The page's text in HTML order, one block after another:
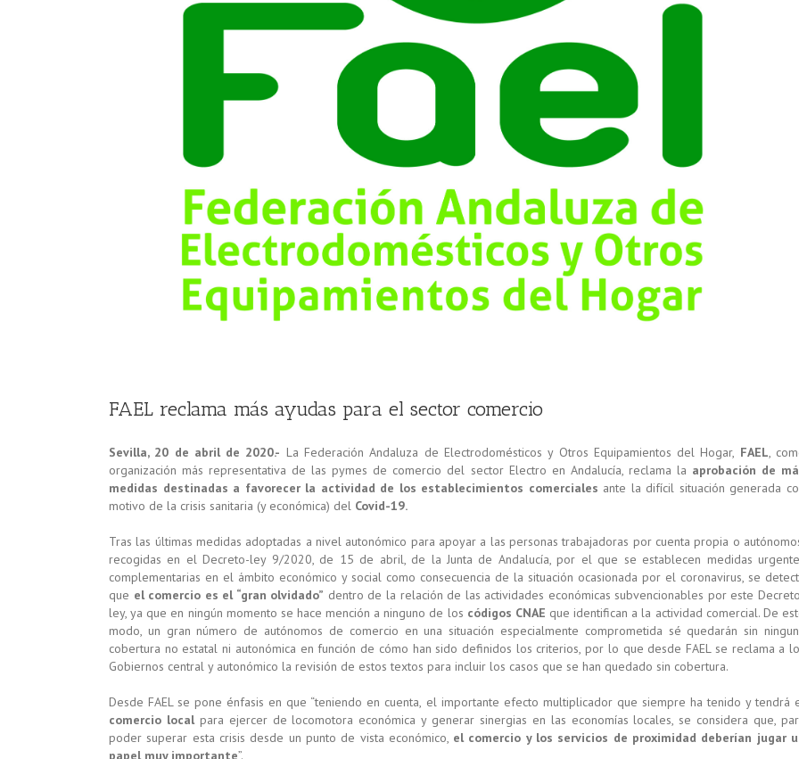
FAEL reclama más ayudas para el sector comercio
Sevilla, 20 de abril de 2020.- La Federación Andaluza de Electrodomésticos y Otros Equipamientos del Hogar, FAEL ,
organización más representativa de las pymes de comercio del sector Electro en Andalucía, reclama la aprobación de
medidas destinadas a favorecer la actividad de los establecimientos comerciales ante la difícil situación generada
motivo de la crisis sanitaria (y económica) del Covid-19.
Tras las últimas medidas adoptadas a nivel autonómico para apoyar a las personas trabajadoras por cuenta propia o
recogidas en el Decreto-ley 9/2020, de 15 de abril, de la Junta de Andalucía, por el que se establecen medidas
complementarias en el ámbito económico y social como consecuencia de la situación ocasionada por el coronavirus, se
que el comercio es el “gran olvidado” dentro de la relación de las actividades económicas subvencionables por este
ley, ya que en ningún momento se hace mención a ninguno de los códigos CNAE que identifican a la actividad comercial. De
modo, un gran número de autónomos de comercio en una situación especialmente comprometida sé quedarán sin
cobertura no estatal ni autonómica en función de cómo han sido definidos los criterios, por lo que desde FAEL se reclama a
Gobiernos central y autonómico la revisión de estos textos para incluir los casos que se han quedado sin cobertura.
Desde FAEL se pone énfasis en que “teniendo en cuenta, el importante efecto multiplicador que siempre ha tenido y tendrá
comercio localpara ejercer de locomotora económica y generar sinergias en las economías locales, se considera que,
poder superar esta crisis desde un punto de vista económico, el comercio y los servicios de proximidad deberían jugar
papel muy importante”.